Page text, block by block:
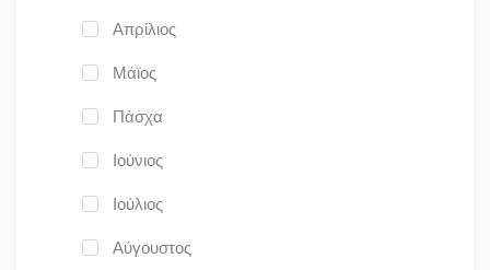
Απρίλιος
Μάϊος
Πάσχα
Ιούνιος
Ιούλιος
Αύγουστος